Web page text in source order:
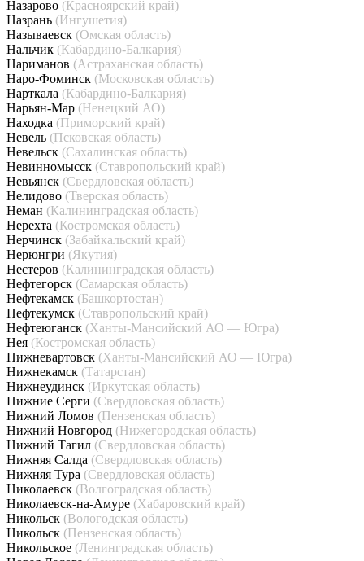
Назарово (Красноярский край)
Назрань (Ингушетия)
Называевск (Омская область)
Нальчик (Кабардино-Балкария)
Нариманов (Астраханская область)
Наро-Фоминск (Московская область)
Нарткала (Кабардино-Балкария)
Нарьян-Мар (Ненецкий АО)
Находка (Приморский край)
Невель (Псковская область)
Невельск (Сахалинская область)
Невинномысск (Ставропольский край)
Невьянск (Свердловская область)
Нелидово (Тверская область)
Неман (Калининградская область)
Нерехта (Костромская область)
Нерчинск (Забайкальский край)
Нерюнгри (Якутия)
Нестеров (Калининградская область)
Нефтегорск (Самарская область)
Нефтекамск (Башкортостан)
Нефтекумск (Ставропольский край)
Нефтеюганск (Ханты-Мансийский АО — Югра)
Нея (Костромская область)
Нижневартовск (Ханты-Мансийский АО — Югра)
Нижнекамск (Татарстан)
Нижнеудинск (Иркутская область)
Нижние Серги (Свердловская область)
Нижний Ломов (Пензенская область)
Нижний Новгород (Нижегородская область)
Нижний Тагил (Свердловская область)
Нижняя Салда (Свердловская область)
Нижняя Тура (Свердловская область)
Николаевск (Волгоградская область)
Николаевск-на-Амуре (Хабаровский край)
Никольск (Вологодская область)
Никольск (Пензенская область)
Никольское (Ленинградская область)